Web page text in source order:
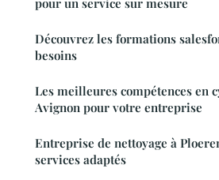
Découvrez les formations
besoins
Les meilleures compétences en
Avignon pour votre entreprise
Entreprise de nettoyage à
services adaptés